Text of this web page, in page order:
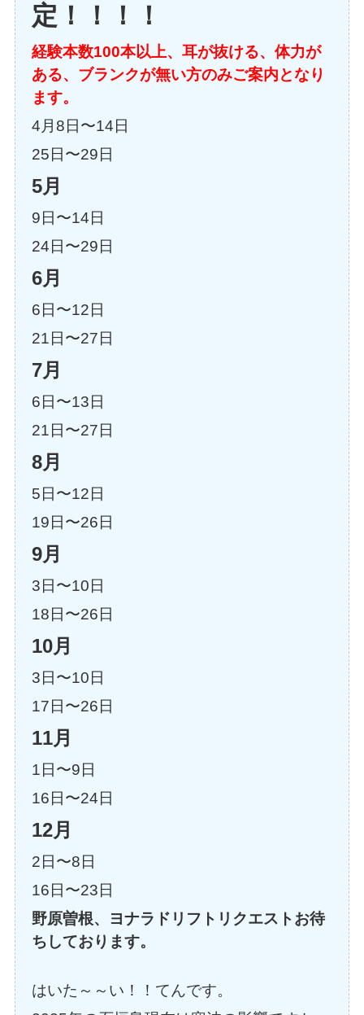
定！！！！
経験本数100本以上、耳が抜ける、体力が
ある、ブランクが無い方のみご案内となり
ます。
4月8日〜14日
25日〜29日
5月
9日〜14日
24日〜29日
6月
6日〜12日
21日〜27日
7月
6日〜13日
21日〜27日
8月
5日〜12日
19日〜26日
9月
3日〜10日
18日〜26日
10月
3日〜10日
17日〜26日
11月
1日〜9日
16日〜24日
12月
2日〜8日
16日〜23日
野原曽根、ヨナラドリフトリクエストお待
ちしております。
はいた～～い！！てんです。